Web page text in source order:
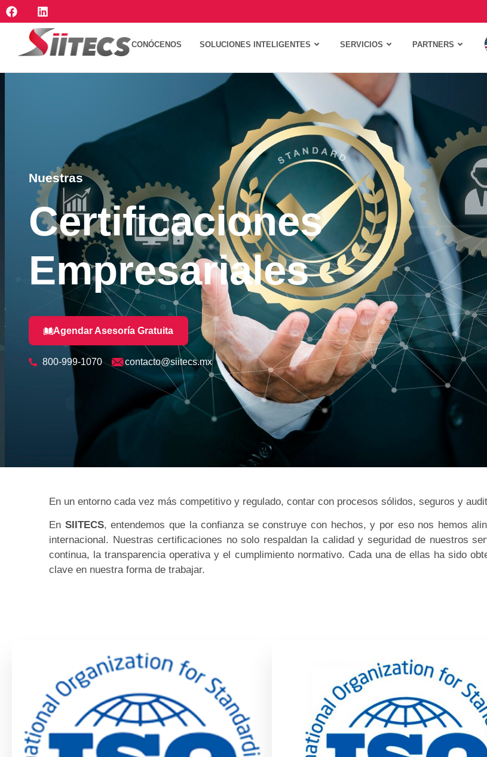
CONÓCENOS SOLUCIONES INTELIGENTES SERVICIOS PARTNERS
Nuestras
Certificaciones
Empresariales
Agendar Asesoría Gratuita
800-999-1070 contacto@siitecs.mx
En un entorno cada vez más competitivo y regulado, contar con procesos sólidos, seguros y
En SIITECS, entendemos que la confianza se construye con hechos, y por eso nos hemos
internacional. Nuestras certificaciones no solo respaldan la calidad y seguridad de nuestros
continua, la transparencia operativa y el cumplimiento normativo. Cada una de ellas ha sido
clave en nuestra forma de trabajar.